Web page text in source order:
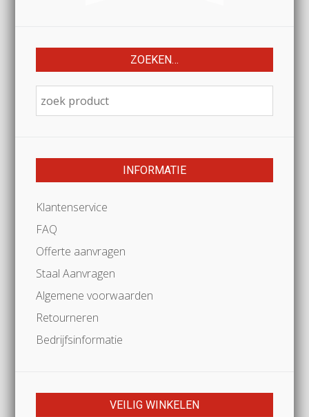
ZOEKEN…
INFORMATIE
Klantenservice
FAQ
Offerte aanvragen
Staal Aanvragen
Algemene voorwaarden
Retourneren
Bedrijfsinformatie
VEILIG WINKELEN